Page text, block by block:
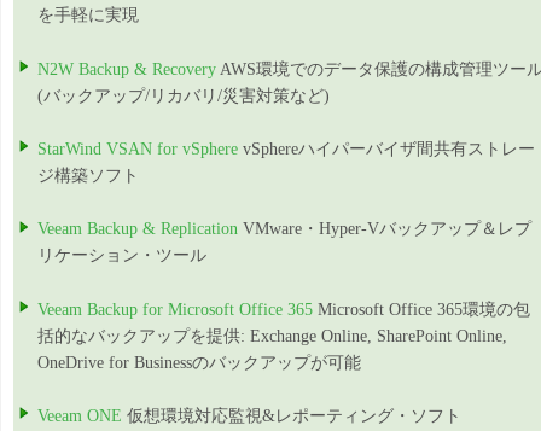
を手軽に実現
N2W Backup & Recovery AWS環境でのデータ保護の構成管理ツー
(バックアップ/リカバリ/災害対策など)
StarWind VSAN for vSphere vSphereハイパーバイザ間共有ストレー
ジ構築ソフト
Veeam Backup & Replication VMware・Hyper-Vバックアップ＆レプ
リケーション・ツール
Veeam Backup for Microsoft Office 365 Microsoft Office 365環境の包
括的なバックアップを提供: Exchange Online, SharePoint Online,
OneDrive for Businessのバックアップが可能
Veeam ONE 仮想環境対応監視&レポーティング・ソフト